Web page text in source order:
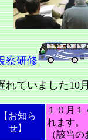
察研修
れていました10
【お知ら
せ】
１０月
れます。
（該当